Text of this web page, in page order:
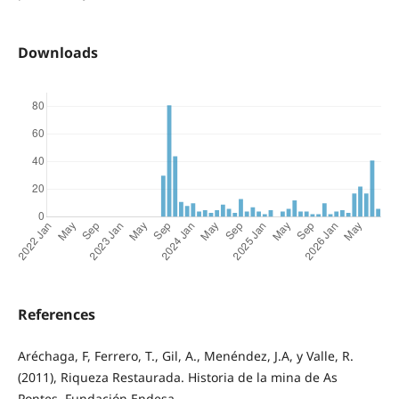
Downloads
References
Aréchaga, F, Ferrero, T., Gil, A., Menéndez, J.A, y Valle, R.
(2011), Riqueza Restaurada. Historia de la mina de As